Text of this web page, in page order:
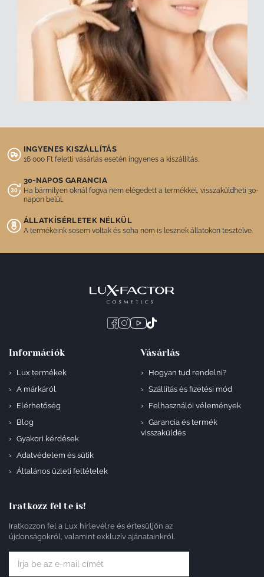
INGYENES KISZÁLLÍTÁS
16 000 Ft feletti vásárlás esetén ingyenes a kiszállítás.
30-NAPOS GARANCIA
Ha bármilyen oknál fogva nem elégedett a termékkel, visszaküldheti 30-
napon belül.
ÁLLATKÍSÉRLETEK NÉLKÜL
A termékeink sosem voltak és soha nem is lesznek állatokon tesztelve.
Információk
Lux termékek
A márkáról
Elérhetőség
Blog
Gyakori kérdések
Adatvédelem és sütik
Általános üzleti feltételek
Vásárlás
Hogyan tud rendelni?
Szállítás és fizetési mód
Felhasználói vélemények
Garancia és termék
visszaküldés
Iratkozz fel te is!
Iratkozzon fel a Lux hírlevélre és értesüljön az
újdonságokról, valamint exkluzív ajánatainkról.